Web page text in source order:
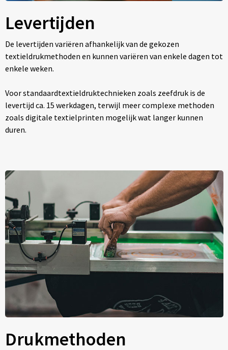
Levertijden
De levertijden variëren afhankelijk van de gekozen
textieldrukmethoden en kunnen variëren van enkele dagen tot
enkele weken.
Voor standaardtextieldruktechnieken zoals zeefdruk is de
levertijd ca. 15 werkdagen, terwijl meer complexe methoden
zoals digitale textielprinten mogelijk wat langer kunnen
duren.
Drukmethoden